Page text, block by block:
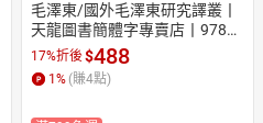
毛澤東/國外毛澤東研究譯叢丨
天龍圖書簡體字專賣店丨97873
00198309 (tl2609)
17%折後$488
1% (賺4點)